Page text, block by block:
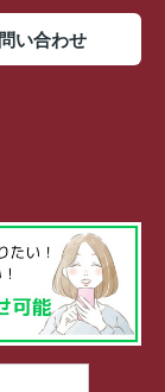
い合わせ